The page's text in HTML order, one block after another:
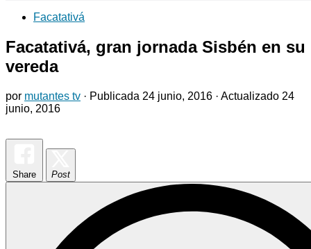
Facatativá
Facatativá, gran jornada Sisbén en su
vereda
por mutantes tv · Publicada 24 junio, 2016 · Actualizado 24
junio, 2016
Share Post